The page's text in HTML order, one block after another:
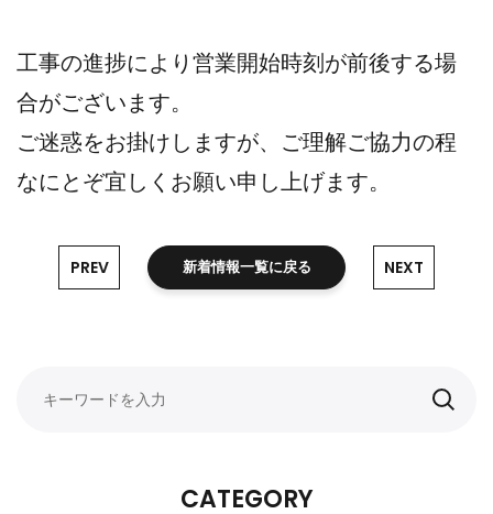
工事の進捗により営業開始時刻が前後する場
合がございます。
ご迷惑をお掛けしますが、ご理解ご協力の程
なにとぞ宜しくお願い申し上げます。
PREV 新着情報一覧に戻る NEXT
CATEGORY